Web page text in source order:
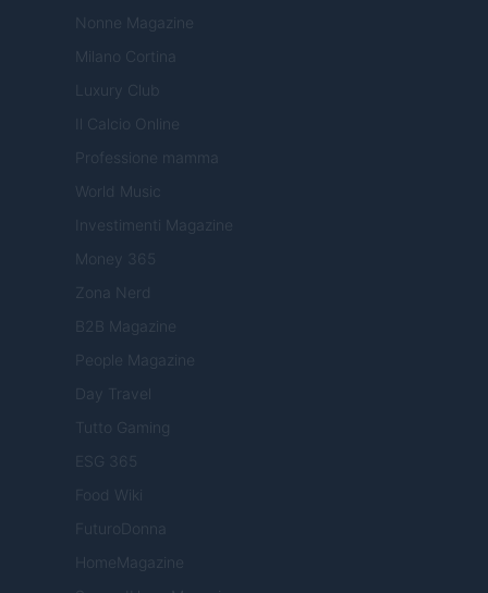
Nonne Magazine
Milano Cortina
Luxury Club
Il Calcio Online
Professione mamma
World Music
Investimenti Magazine
Money 365
Zona Nerd
B2B Magazine
People Magazine
Day Travel
Tutto Gaming
ESG 365
Food Wiki
FuturoDonna
HomeMagazine